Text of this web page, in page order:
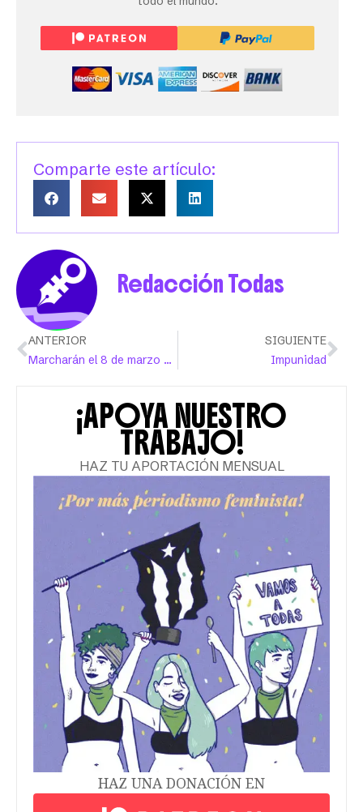
Comparte este artículo:
Redacción Todas
ANTERIOR
Marcharán el 8 de marzo por una vida digna y libre de violencias machistas
SIGUIENTE
Impunidad
¡APOYA NUESTRO
TRABAJO!
HAZ TU APORTACIÓN MENSUAL
HAZ UNA DONACIÓN EN